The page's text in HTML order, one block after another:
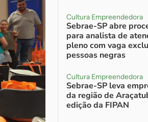
Cultura Empreendedora
Sebrae-SP abre
para analista de
pleno com vaga
pessoas negras
Cultura Empreendedora
Sebrae-SP leva
da região de
edição da FIPAN